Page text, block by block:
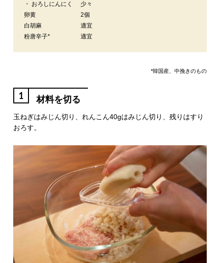
・ おろしにんにく
少々
卵黄
2個
白胡麻
適宜
粉唐辛子*
適宜
*韓国産、中挽きのもの
1 材料を切る
玉ねぎはみじん切り、れんこん40gはみじん切り、残りはすり
おろす。